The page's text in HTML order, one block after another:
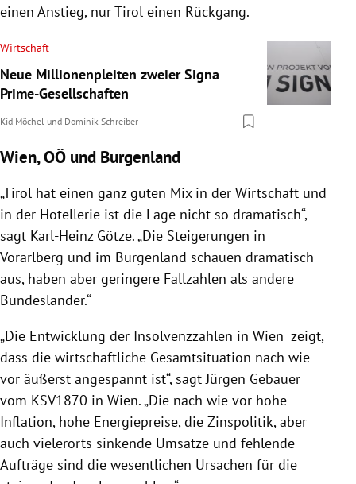
einen Anstieg, nur Tirol einen Rückgang.
Wirtschaft
Neue Millionenpleiten zweier Signa
Prime-Gesellschaften
Kid Möchel und Dominik Schreiber
Wien, OÖ und Burgenland
„Tirol hat einen ganz guten Mix in der Wirtschaft und
in der Hotellerie ist die Lage nicht so dramatisch“,
sagt Karl-Heinz Götze. „Die Steigerungen in
Vorarlberg und im Burgenland schauen dramatisch
aus, haben aber geringere Fallzahlen als andere
Bundesländer.“
„Die Entwicklung der Insolvenzzahlen in Wien zeigt,
dass die wirtschaftliche Gesamtsituation nach wie
vor äußerst angespannt ist“, sagt Jürgen Gebauer
vom KSV1870 in Wien. „Die nach wie vor hohe
Inflation, hohe Energiepreise, die Zinspolitik, aber
auch vielerorts sinkende Umsätze und fehlende
Aufträge sind die wesentlichen Ursachen für die